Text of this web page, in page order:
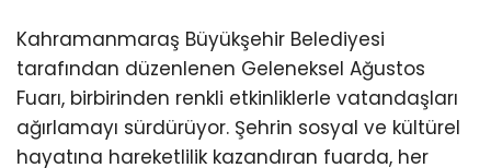
Kahramanmaraş Büyükşehir Belediyesi
tarafından düzenlenen Geleneksel Ağustos
Fuarı, birbirinden renkli etkinliklerle vatandaşları
ağırlamayı sürdürüyor. Şehrin sosyal ve kültürel
hayatına hareketlilik kazandıran fuarda, her